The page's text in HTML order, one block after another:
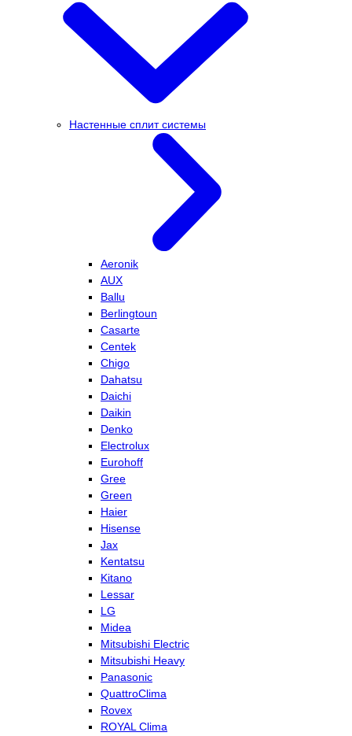
Настенные сплит системы
Aeronik
AUX
Ballu
Berlingtoun
Casarte
Centek
Chigo
Dahatsu
Daichi
Daikin
Denko
Electrolux
Eurohoff
Gree
Green
Haier
Hisense
Jax
Kentatsu
Kitano
Lessar
LG
Midea
Mitsubishi Electric
Mitsubishi Heavy
Panasonic
QuattroClima
Rovex
ROYAL Clima